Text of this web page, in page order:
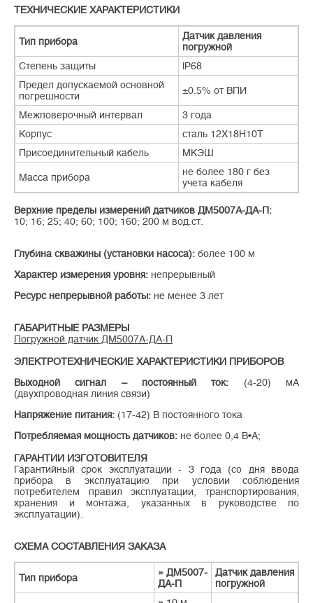
ТЕХНИЧЕСКИЕ ХАРАКТЕРИСТИКИ
Тип прибора
Датчик давления
погружной
Степень защиты
IP68
Предел допускаемой основной
погрешности
±0.5% от ВПИ
Межповерочный интервал
3 года
Корпус
сталь 12Х18Н10Т
Присоединительный кабель
МКЭШ
Масса прибора
не более 180 г без
учета кабеля
Верхние пределы измерений датчиков ДМ5007А-ДА-П:
10; 16; 25; 40; 60; 100; 160; 200 м вод.ст.
Глубина скважины (установки насоса): более 100 м
Характер измерения уровня: непрерывный
Ресурс непрерывной работы: не менее 3 лет
ГАБАРИТНЫЕ РАЗМЕРЫ
Погружной датчик ДМ5007А-ДА-П
ЭЛЕКТРОТЕХНИЧЕСКИЕ ХАРАКТЕРИСТИКИ ПРИБОРОВ
Выходной сигнал – постоянный ток: (4-20) мА
(двухпроводная линия связи)
Напряжение питания: (17-42) В постоянного тока
Потребляемая мощность датчиков: не более 0,4 В•А;
ГАРАНТИИ ИЗГОТОВИТЕЛЯ
Гарантийный срок эксплуатации - 3 года (со дня ввода
прибора в эксплуатацию при условии соблюдения
потребителем правил эксплуатации, транспортирования,
хранения и монтажа, указанных в руководстве по
эксплуатации).
СХЕМА СОСТАВЛЕНИЯ ЗАКАЗА
Тип прибора » ДМ5007-
ДА-П
Датчик давления
погружной